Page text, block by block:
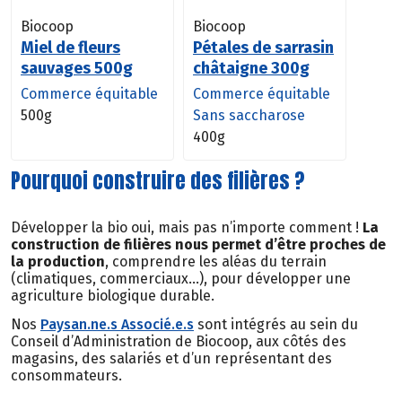
Biocoop
Miel de fleurs
sauvages 500g
Commerce équitable
500g
Biocoop
Pétales de sarrasin
châtaigne 300g
Commerce équitable
Sans saccharose
400g
Pourquoi construire des filières ?
Développer la bio oui, mais pas n’importe comment ! La
construction de filières nous permet d’être proches de
la production, comprendre les aléas du terrain
(climatiques, commerciaux…), pour développer une
agriculture biologique durable.
Nos Paysan.ne.s Associé.e.s sont intégrés au sein du
Conseil d’Administration de Biocoop, aux côtés des
magasins, des salariés et d’un représentant des
consommateurs.